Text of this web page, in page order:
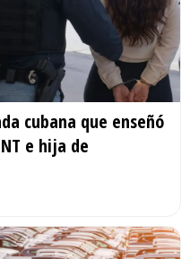
cubana que enseñó
e hija de